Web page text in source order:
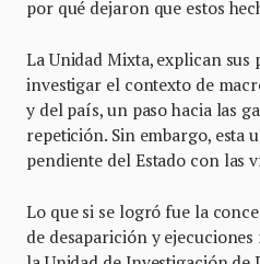
por qué dejaron que estos
La Unidad Mixta, explican
investigar el contexto de
y del país, un paso hacia las
repetición. Sin embargo, esta
pendiente del Estado con las
Lo que si se logró fue la
de desaparición y